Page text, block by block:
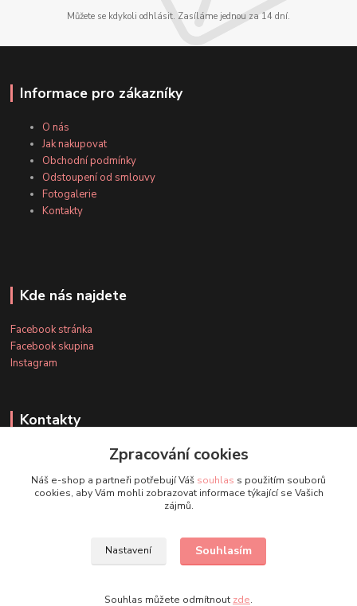
Můžete se kdykoli odhlásit. Zasíláme jednou za 14 dní.
Informace pro zákazníky
O nás
Jak nakupovat
Obchodní podmínky
Odstoupení od smlouvy
Fotogalerie
Kontakty
Kde nás najdete
Facebook stránka
Facebook skupina
Instagram
Kontakty
+420 607 163 127
(Po-Pá, 8-20 hod., So-Ne, 8-14 hod.)
Zpracování cookies
Náš e-shop a partneři potřebují Váš souhlas s použitím souborů
cookies, aby Vám mohli zobrazovat informace týkající se Vašich
zájmů.
Nastavení Souhlasím
Souhlas můžete odmítnout zde.